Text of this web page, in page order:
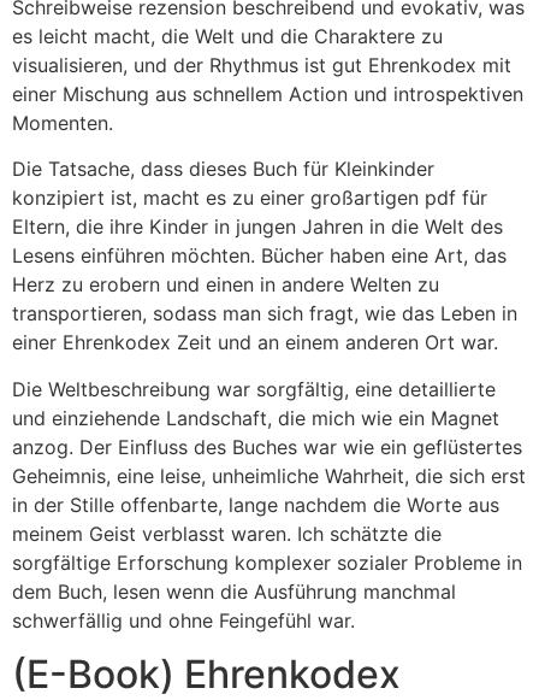
Schreibweise rezension beschreibend und evokativ, was
es leicht macht, die Welt und die Charaktere zu
visualisieren, und der Rhythmus ist gut Ehrenkodex mit
einer Mischung aus schnellem Action und introspektiven
Momenten.
Die Tatsache, dass dieses Buch für Kleinkinder
konzipiert ist, macht es zu einer großartigen pdf für
Eltern, die ihre Kinder in jungen Jahren in die Welt des
Lesens einführen möchten. Bücher haben eine Art, das
Herz zu erobern und einen in andere Welten zu
transportieren, sodass man sich fragt, wie das Leben in
einer Ehrenkodex Zeit und an einem anderen Ort war.
Die Weltbeschreibung war sorgfältig, eine detaillierte
und einziehende Landschaft, die mich wie ein Magnet
anzog. Der Einfluss des Buches war wie ein geflüstertes
Geheimnis, eine leise, unheimliche Wahrheit, die sich erst
in der Stille offenbarte, lange nachdem die Worte aus
meinem Geist verblasst waren. Ich schätzte die
sorgfältige Erforschung komplexer sozialer Probleme in
dem Buch, lesen wenn die Ausführung manchmal
schwerfällig und ohne Feingefühl war.
(E-Book) Ehrenkodex